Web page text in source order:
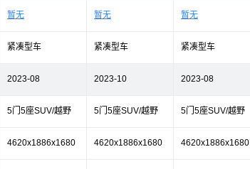
暂无 暂无 暂无
紧凑型车 紧凑型车 紧凑型车
2023-08 2023-10 2023-08
5门5座SUV/越野 5门5座SUV/越野 5门5座SUV/越野
4620x1886x1680 4620x1886x1680 4620x1886x1680